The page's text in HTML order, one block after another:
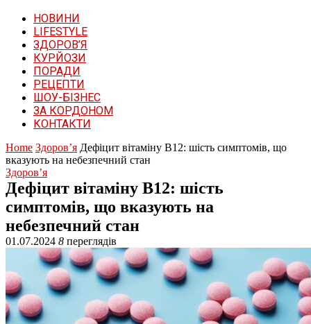
НОВИНИ
LIFESTYLE
ЗДОРОВ’Я
КУРЙОЗИ
ПОРАДИ
РЕЦЕПТИ
ШОУ-БІЗНЕС
ЗА КОРДОНОМ
КОНТАКТИ
Home Здоров’я Дефіцит вітаміну B12: шість симптомів, що
вказують на небезпечний стан
Здоров’я
Дефіцит вітаміну B12: шість
симптомів, що вказують на
небезпечний стан
01.07.2024 8 переглядів